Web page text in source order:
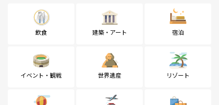
飲食 建築・アート 宿泊
イベント・観戦 世界遺産 リゾート